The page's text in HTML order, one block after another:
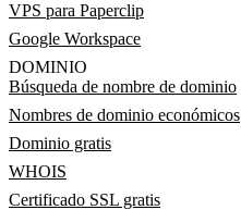
VPS para Paperclip
Google Workspace
DOMINIO
Búsqueda de nombre de dominio
Nombres de dominio económicos
Dominio gratis
WHOIS
Certificado SSL gratis